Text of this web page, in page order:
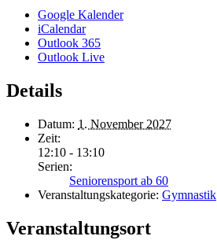
Google Kalender
iCalendar
Outlook 365
Outlook Live
Details
Datum: 1. November 2027
Zeit:
12:10 - 13:10
Serien:
Seniorensport ab 60
Veranstaltungskategorie: Gymnastik
Veranstaltungsort